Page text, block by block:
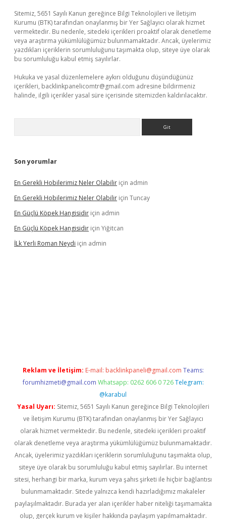
Sitemiz, 5651 Sayılı Kanun gereğince Bilgi Teknolojileri ve İletişim
Kurumu (BTK) tarafından onaylanmış bir Yer Sağlayıcı olarak hizmet
vermektedir. Bu nedenle, sitedeki içerikleri proaktif olarak denetleme
veya araştırma yükümlülüğümüz bulunmamaktadır. Ancak, üyelerimiz
yazdıkları içeriklerin sorumluluğunu taşımakta olup, siteye üye olarak
bu sorumluluğu kabul etmiş sayılırlar.
Hukuka ve yasal düzenlemelere aykırı olduğunu düşündüğünüz
içerikleri, backlinkpanelicomtr@gmail.com adresine bildirmeniz
halinde, ilgili içerikler yasal süre içerisinde sitemizden kaldırılacaktır.
Son yorumlar
En Gerekli Hobilerimiz Neler Olabilir için admin
En Gerekli Hobilerimiz Neler Olabilir için Tuncay
En Güçlü Köpek Hangisidir için admin
En Güçlü Köpek Hangisidir için Yiğitcan
İLk Yerli Roman Neydi için admin
Reklam ve İletişim: E-mail: backlinkpaneli@gmail.com Teams:
forumhizmeti@gmail.com Whatsapp: 0262 606 0 726 Telegram:
@karabul
Yasal Uyarı: Sitemiz, 5651 Sayılı Kanun gereğince Bilgi Teknolojileri
ve İletişim Kurumu (BTK) tarafından onaylanmış bir Yer Sağlayıcı
olarak hizmet vermektedir. Bu nedenle, sitedeki içerikleri proaktif
olarak denetleme veya araştırma yükümlülüğümüz bulunmamaktadır.
Ancak, üyelerimiz yazdıkları içeriklerin sorumluluğunu taşımakta olup,
siteye üye olarak bu sorumluluğu kabul etmiş sayılırlar. Bu internet
sitesi, herhangi bir marka, kurum veya şahıs şirketi ile hiçbir bağlantısı
bulunmamaktadır. Sitede yalnızca kendi hazırladığımız makaleler
paylaşılmaktadır. Burada yer alan içerikler haber niteliği taşımamakta
olup, gerçek kurum ve kişiler hakkında paylaşım yapılmamaktadır.